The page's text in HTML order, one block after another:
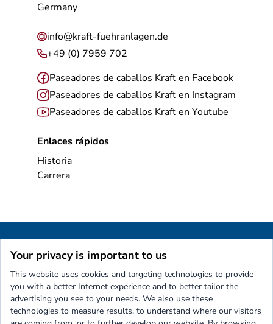
Germany
info@kraft-fuehranlagen.de
+49 (0) 7959 702
Paseadores de caballos Kraft en Facebook
Paseadores de caballos Kraft en Instagram
Paseadores de caballos Kraft en Youtube
Enlaces rápidos
Historia
Carrera
Kraft
...mueve a tus caballos!
Aviso legalProtección de datos
Condiciones generales de venta
Contacto
Your privacy is important to us
This website uses cookies and targeting technologies to provide
you with a better Internet experience and to better tailor the
advertising you see to your needs. We also use these
technologies to measure results, to understand where our visitors